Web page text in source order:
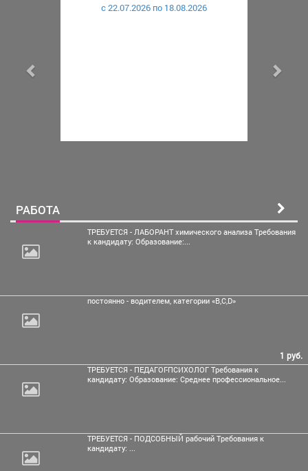
c 22.07.2026 по 18.08.2026
РАБОТА
ТРЕБУЕТСЯ - ЛАБОРАНТ химического анализа Требования
к кандидату: Образование:...
постоянно - водителем, категории «B,C,D»
1 руб.
ТРЕБУЕТСЯ - ПЕДАГОГ-ПСИХОЛОГ Требования к
кандидату: Образование: Среднее профессиональное...
ТРЕБУЕТСЯ - ПОДСОБНЫЙ рабочий Требования к
кандидату: ...